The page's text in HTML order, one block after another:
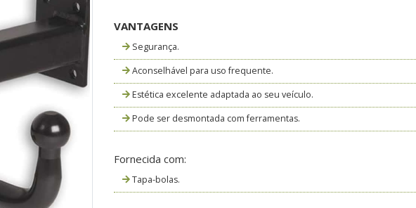
VANTAGENS
Segurança.
Aconselhável para uso frequente.
Estética excelente adaptada ao seu veículo.
Pode ser desmontada com ferramentas.
Fornecida com:
Tapa-bolas.